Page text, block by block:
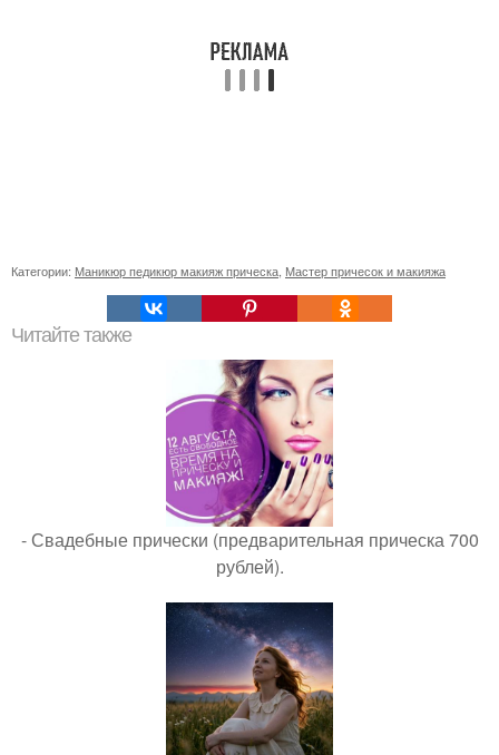
Категории: Маникюр педикюр макияж прическа Мастер причесок и макияжа
Читайте также
- Свадебные прически (предварительная прическа 700
рублей).